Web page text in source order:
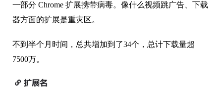
一部分 Chrome 扩展携带病毒。像什么视频跳广告、下载
器方面的扩展是重灾区。
不到半个月时间，总共增加到了34个，总计下载量超
7500万。